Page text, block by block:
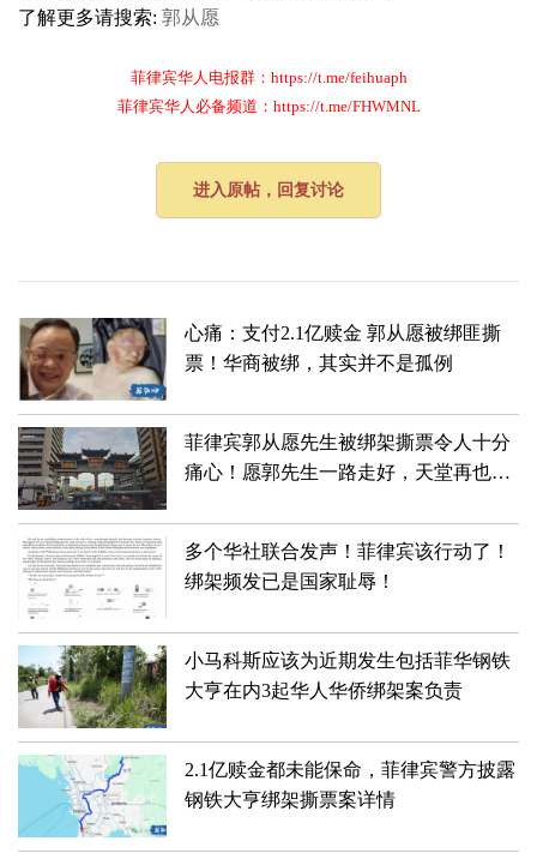
了解更多请搜索: 郭从愿
菲律宾华人电报群：https://t.me/feihuaph
菲律宾华人必备频道：https://t.me/FHWMNL
进入原帖，回复讨论
心痛：支付2.1亿赎金 郭从愿被绑匪撕
票！华商被绑，其实并不是孤例
菲律宾郭从愿先生被绑架撕票令人十分
痛心！愿郭先生一路走好，天堂再也没
多个华社联合发声！菲律宾该行动了！
绑架频发已是国家耻辱！
小马科斯应该为近期发生包括菲华钢铁
大亨在内3起华人华侨绑架案负责
2.1亿赎金都未能保命，菲律宾警方披露
钢铁大亨绑架撕票案详情